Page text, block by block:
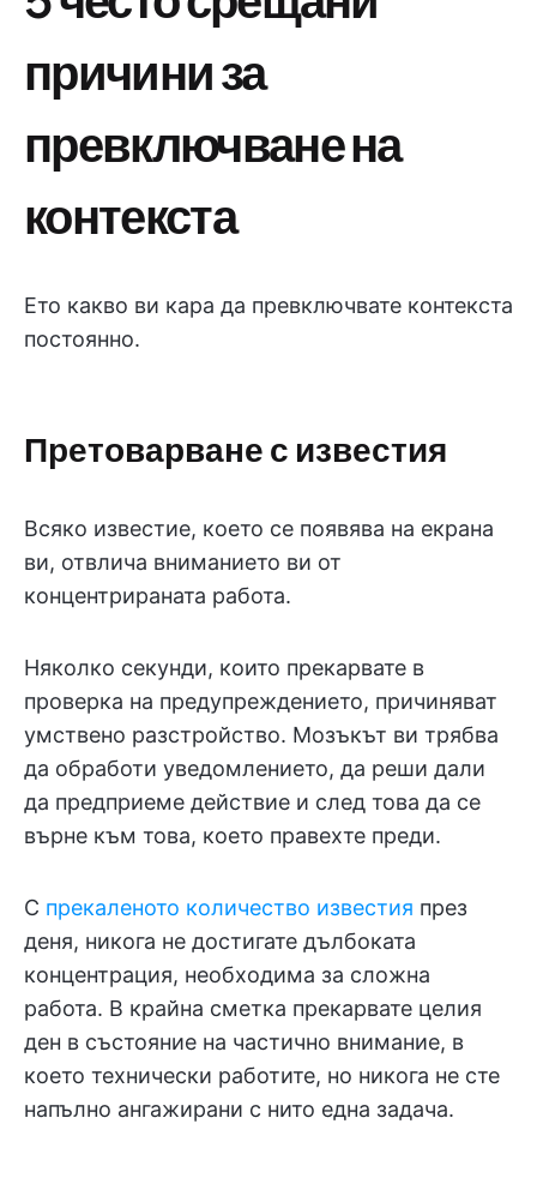
причини за
превключване на
контекста
Ето какво ви кара да превключвате контекста
постоянно.
Претоварване с известия
Всяко известие, което се появява на екрана
ви, отвлича вниманието ви от
концентрираната работа.
Няколко секунди, които прекарвате в
проверка на предупреждението, причиняват
умствено разстройство. Мозъкът ви трябва
да обработи уведомлението, да реши дали
да предприеме действие и след това да се
върне към това, което правехте преди.
С прекаленото количество известия през
деня, никога не достигате дълбоката
концентрация, необходима за сложна
работа. В крайна сметка прекарвате целия
ден в състояние на частично внимание, в
което технически работите, но никога не сте
напълно ангажирани с нито една задача.